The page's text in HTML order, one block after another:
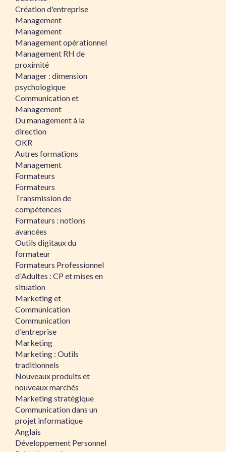
Création d'entreprise
Management
Management
Management opérationnel
Management RH de
proximité
Manager : dimension
psychologique
Communication et
Management
Du management à la
direction
OKR
Autres formations
Management
Formateurs
Formateurs
Transmission de
compétences
Formateurs : notions
avancées
Outils digitaux du
formateur
Formateurs Professionnel
d'Adultes : CP et mises en
situation
Marketing et
Communication
Communication
d'entreprise
Marketing
Marketing : Outils
traditionnels
Nouveaux produits et
nouveaux marchés
Marketing stratégique
Communication dans un
projet informatique
Anglais
Développement Personnel